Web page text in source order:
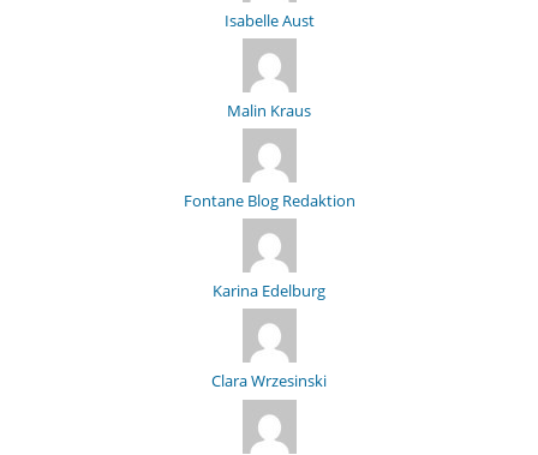
Isabelle Aust
Malin Kraus
Fontane Blog Redaktion
Karina Edelburg
Clara Wrzesinski